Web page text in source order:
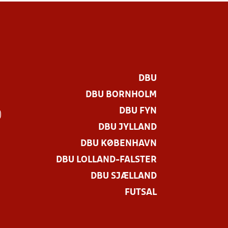
DBU
DBU BORNHOLM
DBU FYN
DBU JYLLAND
DBU KØBENHAVN
DBU LOLLAND-FALSTER
DBU SJÆLLAND
FUTSAL